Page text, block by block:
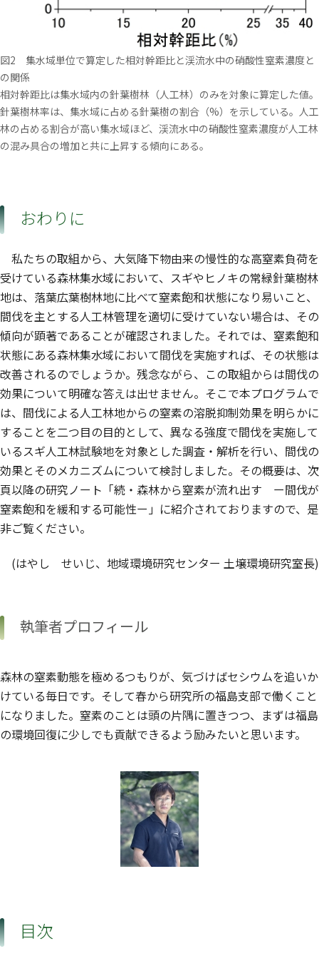
図2 集水域単位で算定した相対幹距比と渓流水中の硝酸性窒素濃度と
の関係
相対幹距比は集水域内の針葉樹林（人工林）のみを対象に算定した値。
針葉樹林率は、集水域に占める針葉樹の割合（%）を示している。人工
林の占める割合が高い集水域ほど、渓流水中の硝酸性窒素濃度が人工林
の混み具合の増加と共に上昇する傾向にある。
おわりに
私たちの取組から、大気降下物由来の慢性的な高窒素負荷を
受けている森林集水域において、スギやヒノキの常緑針葉樹林
地は、落葉広葉樹林地に比べて窒素飽和状態になり易いこと、
間伐を主とする人工林管理を適切に受けていない場合は、その
傾向が顕著であることが確認されました。それでは、窒素飽和
状態にある森林集水域において間伐を実施すれば、その状態は
改善されるのでしょうか。残念ながら、この取組からは間伐の
効果について明確な答えは出せません。そこで本プログラムで
は、間伐による人工林地からの窒素の溶脱抑制効果を明らかに
することを二つ目の目的として、異なる強度で間伐を実施して
いるスギ人工林試験地を対象とした調査・解析を行い、間伐の
効果とそのメカニズムについて検討しました。その概要は、次
頁以降の研究ノート「続・森林から窒素が流れ出す ー間伐が
窒素飽和を緩和する可能性ー」に紹介されておりますので、是
非ご覧ください。
(はやし せいじ、地域環境研究センター 土壌環境研究室長)
執筆者プロフィール
森林の窒素動態を極めるつもりが、気づけばセシウムを追いか
けている毎日です。そして春から研究所の福島支部で働くこと
になりました。窒素のことは頭の片隅に置きつつ、まずは福島
の環境回復に少しでも貢献できるよう励みたいと思います。
目次